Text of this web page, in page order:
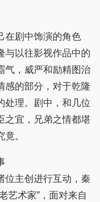
剧中饰演的角色
以往影视作品中的
气，威严和励精图治
感的部分，对于乾隆
处理。剧中，和几位
之宜，兄弟之情都堪
。
主创进行互动，秦
艺术家”，面对来自